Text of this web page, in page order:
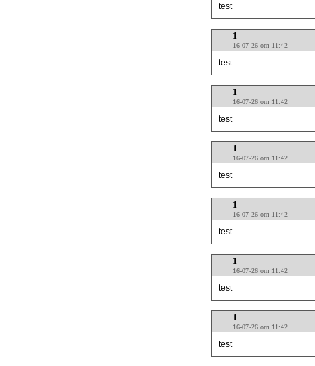
test
1
16-07-26 om 11:42
test
1
16-07-26 om 11:42
test
1
16-07-26 om 11:42
test
1
16-07-26 om 11:42
test
1
16-07-26 om 11:42
test
1
16-07-26 om 11:42
test